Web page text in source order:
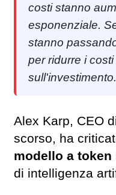
costi stanno
esponenziale.
stanno
per ridurre i
sull'investimento.
Alex Karp, CEO
scorso, ha
modello a token
di intelligenza